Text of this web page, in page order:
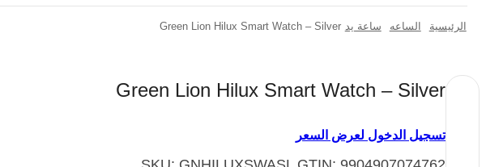
الرئيسية الساعه ساعة يد Green Lion Hilux Smart Watch – Silver
Green Lion Hilux Smart Watch – Silver
تسجيل الدخول لعرض السعر